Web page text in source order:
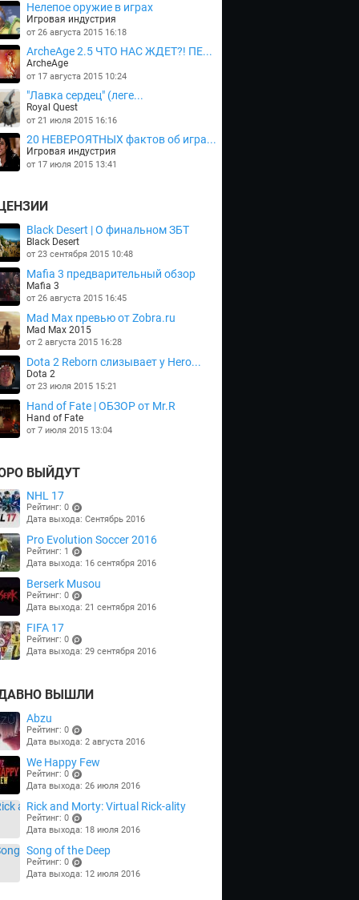
Нелепое оружие в играх
Игровая индустрия
от 26 августа 2015 16:18
ArcheAge 2.5 ЧТО НАС ЖДЕТ?! ПЕ...
ArcheAge
от 17 августа 2015 10:24
"Лавка сердец" (леге...
Royal Quest
от 21 июля 2015 16:16
20 НЕВЕРОЯТНЫХ фактов об игра...
Игровая индустрия
от 17 июля 2015 13:41
Black Desert | О финальном ЗБТ
Black Desert
от 23 сентября 2015 10:48
Mafia 3 предварительный обзор
Mafia 3
от 26 августа 2015 16:45
Mad Max превью от Zobra.ru
Mad Max 2015
от 2 августа 2015 16:28
Dota 2 Reborn слизывает у Hero...
Dota 2
от 23 июля 2015 15:21
Hand of Fate | ОБЗОР от Mr.R
Hand of Fate
от 7 июля 2015 13:04
ВЫЙДУТ
NHL 17
Рейтинг: 0
(points)
Дата выхода: Сентябрь 2016
Pro Evolution Soccer 2016
Рейтинг: 1
(points)
Дата выхода: 16 сентября 2016
Berserk Musou
Рейтинг: 0
(points)
Дата выхода: 21 сентября 2016
FIFA 17
Рейтинг: 0
(points)
Дата выхода: 29 сентября 2016
ВЫШЛИ
Abzu
Рейтинг: 0
(points)
Дата выхода: 2 августа 2016
We Happy Few
Рейтинг: 0
(points)
Дата выхода: 26 июля 2016
Rick and Morty: Virtual Rick-ality
Рейтинг: 0
(points)
Дата выхода: 18 июля 2016
Song of the Deep
Рейтинг: 0
(points)
Дата выхода: 12 июля 2016